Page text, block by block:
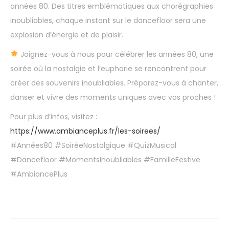
années 80. Des titres emblématiques aux chorégraphies
inoubliables, chaque instant sur le dancefloor sera une
explosion d’énergie et de plaisir.
Joignez-vous à nous pour célébrer les années 80, une
soirée où la nostalgie et l’euphorie se rencontrent pour
créer des souvenirs inoubliables. Préparez-vous à chanter,
danser et vivre des moments uniques avec vos proches !
Pour plus d’infos, visitez :
https://www.ambianceplus.fr/les-soirees/
#Années80 #SoiréeNostalgique #QuizMusical
#Dancefloor #MomentsInoubliables #FamilleFestive
#AmbiancePlus